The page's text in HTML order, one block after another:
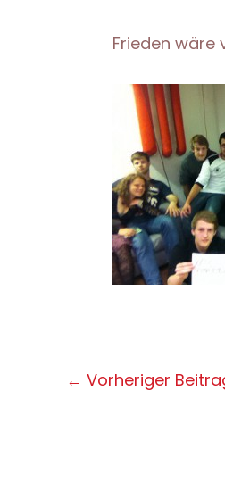
Frieden wäre
Post
← Vorheriger